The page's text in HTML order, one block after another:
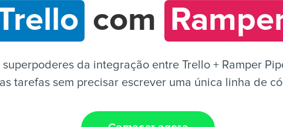
com
superpoderes da integração entre Trello + Ramper
tarefas sem precisar escrever uma única linha de